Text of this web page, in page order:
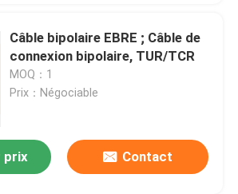
Câble bipolaire EBRE ; Câble de
connexion bipolaire, TUR/TCR
MOQ：1
Prix：Négociable
prix Contact